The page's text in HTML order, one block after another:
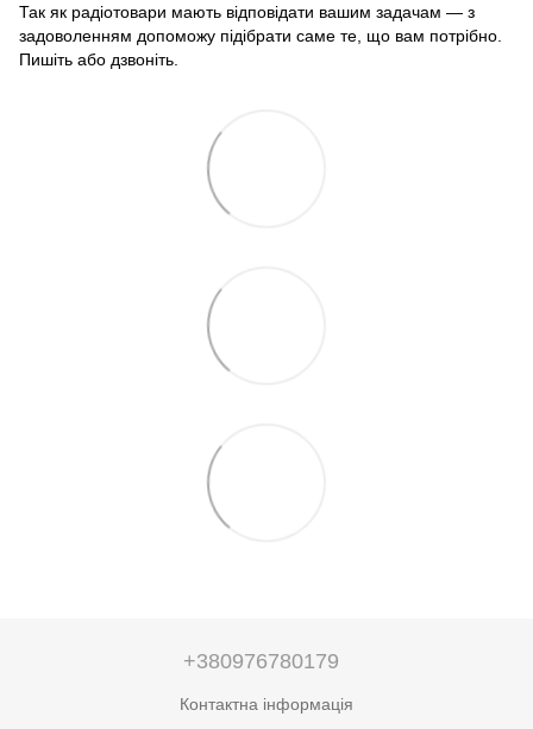
Так як радіотовари мають відповідати вашим задачам — з
задоволенням допоможу підібрати саме те, що вам потрібно.
Пишіть або дзвоніть.
+380976780179
Контактна інформація